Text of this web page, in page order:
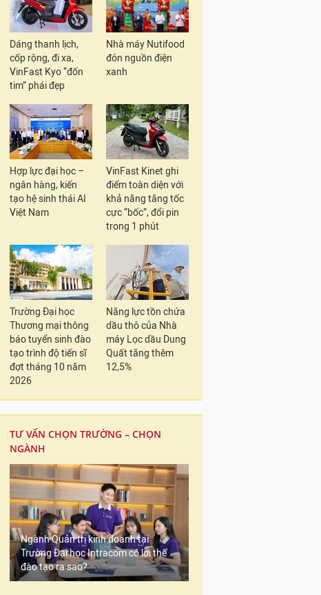
Dáng thanh lịch,
cốp rộng, đi xa,
VinFast Kyo “đốn
tim” phái đẹp
Nhà máy Nutifood
đón nguồn điện
xanh
Hợp lực đại học –
ngân hàng, kiến
tạo hệ sinh thái AI
Việt Nam
VinFast Kinet ghi
điểm toàn diện với
khả năng tăng tốc
cực “bốc”, đổi pin
trong 1 phút
Trường Đại học
Thương mại thông
báo tuyển sinh đào
tạo trình độ tiến sĩ
đợt tháng 10 năm
2026
Năng lực tồn chứa
dầu thô của Nhà
máy Lọc dầu Dung
Quất tăng thêm
12,5%
TƯ VẤN CHỌN TRƯỜNG – CHỌN
NGÀNH
Ngành Quản trị kinh doanh tại
Trường Đại học Intracom có lợi thế
đào tạo ra sao?